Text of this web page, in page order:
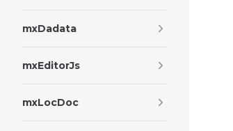
mxDadata
mxEditorJs
mxLocDoc